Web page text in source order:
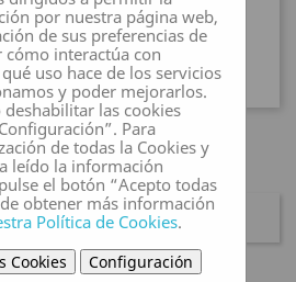
 FILTRAR
por nuestra página web,
de sus preferencias de
cómo interactúa con
uso hace de los servicios
y poder mejorarlos.
deshabilitar las cookies
Para
de todas la Cookies y
leído la información
el botón “Acepto todas
obtener más información
Política de Cookies.
Cookies Configuración